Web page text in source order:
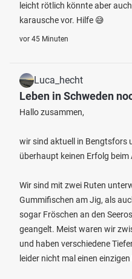
leicht rötlich könnte aber
karausche vor. Hilfe 😅
vor 45 Minuten
Luca_hecht
Leben in Schweden
Hallo zusammen,
wir sind aktuell in Bengtsfors
überhaupt keinen Erfolg beim
Wir sind mit zwei Ruten
Gummifischen am Jig, als
sogar Fröschen an den
geangelt. Meist waren wir
und haben verschiedene
leider nicht mal einen einzigen